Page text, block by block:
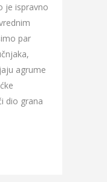
je ispravno
par
agrume
dio grana